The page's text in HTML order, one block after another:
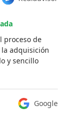
proceso de
adquisición
y sencillo
Google